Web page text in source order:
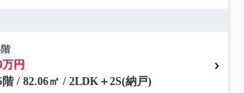
階
万円
階 / 82.06㎡ / 2LDK＋2S(納戸)